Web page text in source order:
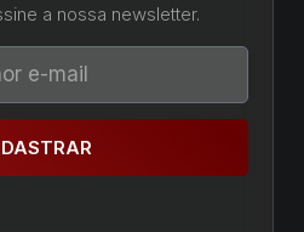
a nossa newsletter.